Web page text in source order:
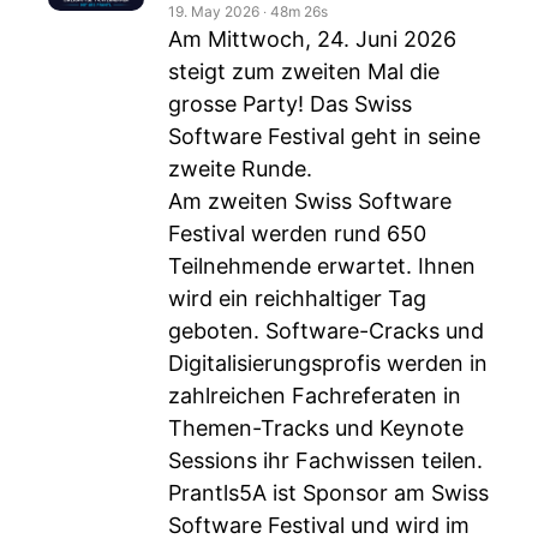
19. May 2026 ‧ 48m 26s
Am Mittwoch, 24. Juni 2026
steigt zum zweiten Mal die
grosse Party! Das Swiss
Software Festival geht in seine
zweite Runde.
Am zweiten Swiss Software
Festival werden rund 650
Teilnehmende erwartet. Ihnen
wird ein reichhaltiger Tag
geboten. Software-Cracks und
Digitalisierungsprofis werden in
zahlreichen Fachreferaten in
Themen-Tracks und Keynote
Sessions ihr Fachwissen teilen.
Prantls5A ist Sponsor am Swiss
Software Festival und wird im